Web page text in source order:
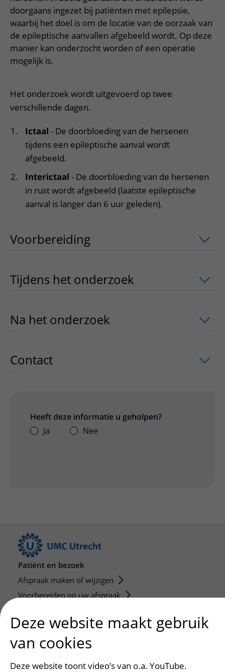
Onderzoeken en diagnostiek
Het Wilhelmina Kinderziekenhuis
Bloedprikken
Wachttijden
Bezoektijden
Wijzigen patiëntgegevens
Faciliteiten en voorzieningen
Bezoekregels
Kwaliteit en veiligheid
Route naar het ziekenhuis
Parkeren
Wegwijs in het ziekenhuis
Contact met polikliniek
Het Wilhelmina Kinderziekenhuis
Teleconsult aanvragen
Diagnostiek aanvragen
Zorgverlenersportaal
Over UMC Utrecht
Research
Onderwijs
doorgaans ingezet bij patiënten met epilepsie,
waarbij het doel is om de locatie van de oorzaak van
de epileptische aanvallen afgebeeld wordt. Op deze
manier kan onderzocht worden of een operatie
mogelijk is.
Het onderzoek wordt uitgevoerd op twee
verschillende dagen.
Ictaal - De doorbloeding van de hersenen
tijdens een epileptische aanval wordt
afgebeeld.
Interictaal - De doorbloeding van de hersenen
in rust wordt afgebeeld (laatste epileptische
aanval is langer dan 6 uur geleden).
Voorbereiding uitklapper, klik om te
Tijdens het onderzoek uitklapper, klik
Na het onderzoek uitklapper, klik om
Contact uitklapper, klik om te openen
Heeft deze informatie u geholpen?
Ja
Nee
Patiënt en bezoek
Afspraak maken of wijzigen
Voorbereiden op uw afspraak
Opvragen kopie dossier
Bezoektijden
Onderwijs en onderzoek
Deze website maakt gebruik
van cookies
Deze website toont video’s van o.a. YouTube.